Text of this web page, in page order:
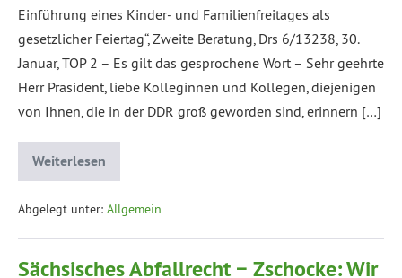
Einführung eines Kinder- und Familienfreitages als
gesetzlicher Feiertag“, Zweite Beratung, Drs 6/13238, 30.
Januar, TOP 2 – Es gilt das gesprochene Wort – Sehr geehrte
Herr Präsident, liebe Kolleginnen und Kollegen, diejenigen
von Ihnen, die in der DDR groß geworden sind, erinnern […]
Weiterlesen
Abgelegt unter: Allgemein
Sächsisches Abfallrecht − Zschocke: Wir